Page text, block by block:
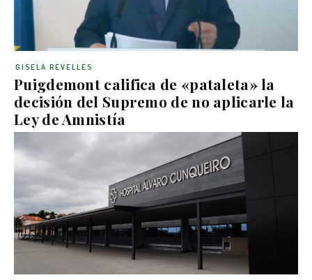
Puigdemont califica de «pataleta» la
decisión del Supremo de no aplicarle la
Ley de Amnistía
GISELA REVELLES